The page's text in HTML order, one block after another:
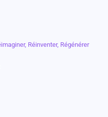
Réinventer, Régénérer